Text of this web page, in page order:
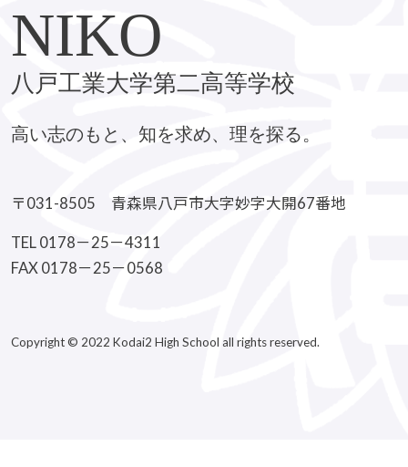
NIKO
八戸工業大学第二高等学校
高い志のもと、知を求め、理を探る。
〒031-8505 青森県八戸市大字妙字大開67番地
TEL 0178－25－4311
FAX 0178－25－0568
Copyright © 2022 Kodai2 High School all rights reserved.